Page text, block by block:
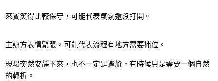
來賓笑得比較保守，可能代表氣氛還沒打開。
主辦方表情緊張，可能代表流程有地方需要補位。
現場突然安靜下來，也不一定是尷尬，有時候只是需要一個自然
的轉折。